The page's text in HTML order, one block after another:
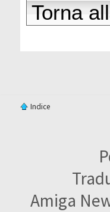
Torna
Indice
Amiga